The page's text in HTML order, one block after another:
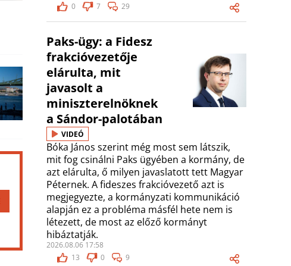
0
7 29
Paks-ügy: a Fidesz
frakcióvezetője
elárulta, mit
javasolt a
miniszterelnöknek
a Sándor-palotában
VIDEÓ
Bóka János szerint még most sem látszik,
mit fog csinálni Paks ügyében a kormány, de
azt elárulta, ő milyen javaslatott tett Magyar
Péternek. A fideszes frakcióvezető azt is
megjegyezte, a kormányzati kommunikáció
alapján ez a probléma másfél hete nem is
létezett, de most az előző kormányt
hibáztatják.
2026.08.06 17:58
13
0 9